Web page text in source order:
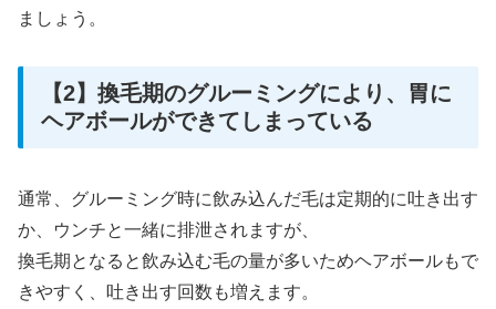
ましょう。
【2】換毛期のグルーミングにより、胃に
ヘアボールができてしまっている
通常、グルーミング時に飲み込んだ毛は定期的に吐き出す
か、ウンチと一緒に排泄されますが、
換毛期となると飲み込む毛の量が多いためヘアボールもで
きやすく、吐き出す回数も増えます。